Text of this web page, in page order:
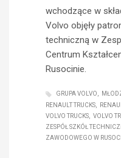
wchodzące w
Volvo objęły
techniczną w
Centrum
Rusocinie.
GRUPA VOLVO
RENAULT TRUCKS
VOLVO TRUCKS
VOLVO
ZESPÓŁ SZKÓŁ
ZAWODOWEGO W